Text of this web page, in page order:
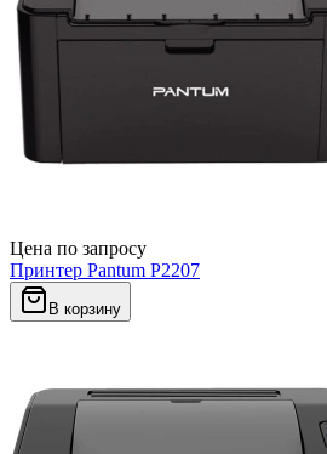
Цена по запросу
Принтер Pantum P2207
В корзину